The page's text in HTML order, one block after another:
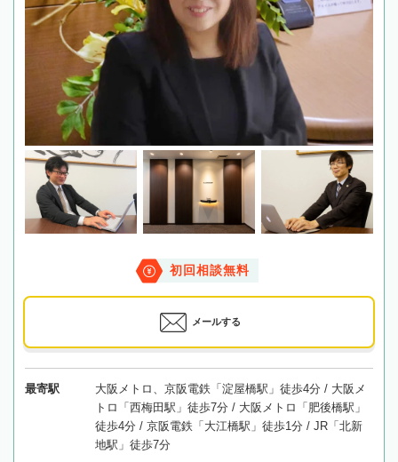
初回相談無料
メールする
最寄駅
大阪メトロ、京阪電鉄「淀屋橋駅」徒歩4分 / 大阪メ
トロ「西梅田駅」徒歩7分 / 大阪メトロ「肥後橋駅」
徒歩4分 / 京阪電鉄「大江橋駅」徒歩1分 / JR「北新
地駅」徒歩7分